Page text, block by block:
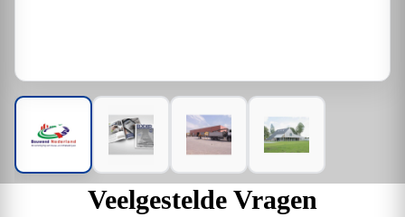
Veelgestelde Vragen